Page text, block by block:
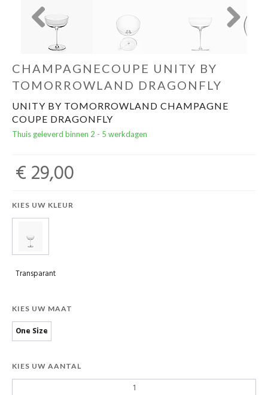
Winkels
CHAMPAGNECOUPE UNITY BY
TOMORROWLAND DRAGONFLY
UNITY BY TOMORROWLAND CHAMPAGNE
COUPE DRAGONFLY
Thuis geleverd binnen 2 - 5 werkdagen
€ 29,00
KIES UW KLEUR
Transparant
KIES UW MAAT
One Size
KIES UW AANTAL